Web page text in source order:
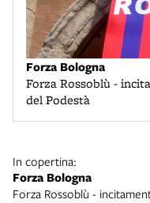
Forza Bologna
Forza Rossoblù -
del Podestà
In copertina:
Forza Bologna
Forza Rossoblù -